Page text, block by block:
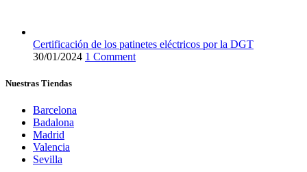
Certificación de los patinetes eléctricos por la DGT
30/01/2024 1 Comment
Nuestras Tiendas
Barcelona
Badalona
Madrid
Valencia
Sevilla